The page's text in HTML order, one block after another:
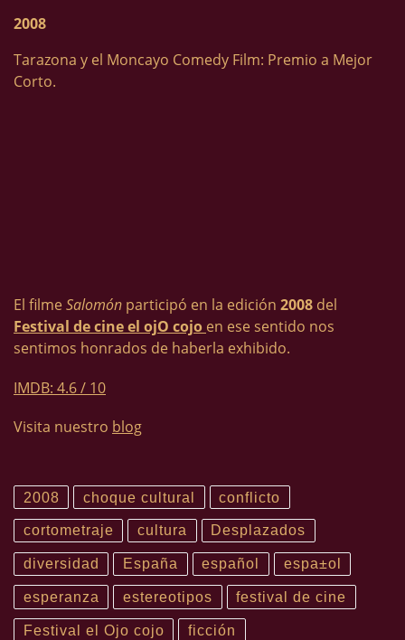
2008
Tarazona y el Moncayo Comedy Film: Premio a Mejor
Corto.
El filme Salomón participó en la edición 2008 del
Festival de cine el ojO cojo en ese sentido nos
sentimos honrados de haberla exhibido.
IMDB: 4.6 / 10
Visita nuestro blog
2008 choque cultural conflicto
cortometraje cultura Desplazados
diversidad España español espa±ol
esperanza estereotipos festival de cine
Festival el Ojo cojo ficción